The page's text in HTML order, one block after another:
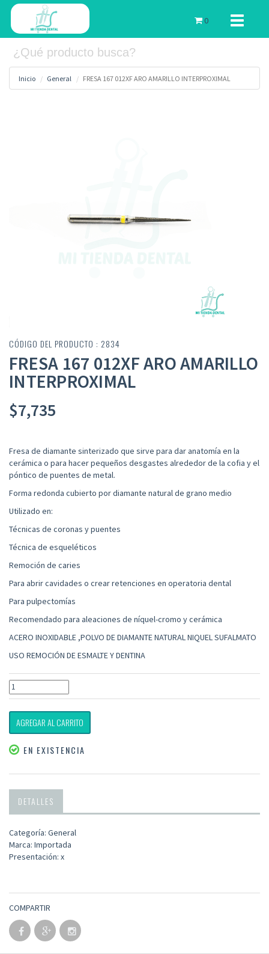
Toggle
0
Inicio General FRESA 167 012XF ARO AMARILLO INTERPROXIMAL
CÓDIGO DEL PRODUCTO : 2834
FRESA 167 012XF ARO AMARILLO
INTERPROXIMAL
$7,735
Fresa de diamante sinterizado que sirve para dar anatomía en la
cerámica o para hacer pequeños desgastes alrededor de la cofia y el
póntico de puentes de metal.
Forma redonda cubierto por diamante natural de grano medio
Utilizado en:
Técnicas de coronas y puentes
Técnica de esqueléticos
Remoción de caries
Para abrir cavidades o crear retenciones en operatoria dental
Para pulpectomías
Recomendado para aleaciones de níquel-cromo y cerámica
ACERO INOXIDABLE ,POLVO DE DIAMANTE NATURAL NIQUEL SUFALMATO
USO REMOCIÓN DE ESMALTE Y DENTINA
AGREGAR AL CARRITO
EN EXISTENCIA
DETALLES
Categoría: General
Marca: Importada
Presentación: x
COMPARTIR